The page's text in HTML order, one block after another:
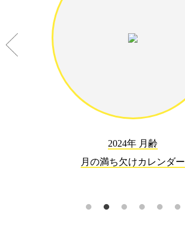
2024年 月齢
月の満ち欠けカレンダー